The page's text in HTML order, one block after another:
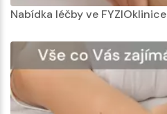
Nabídka léčby ve FYZIOklinice